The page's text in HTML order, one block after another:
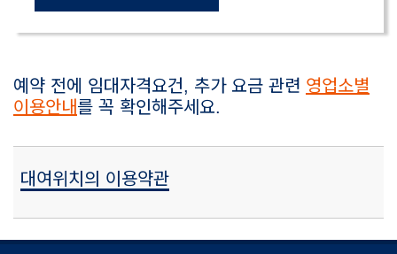
예약 전에 임대자격요건, 추가 요금 관련 영업소별
이용안내를 꼭 확인해주세요.
대여위치의 이용약관